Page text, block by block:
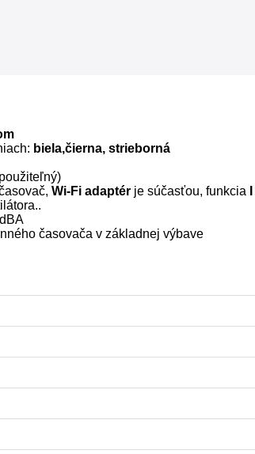
biela,čierna, strieborná
Wi-Fi adaptér je súčasťou, funkcia
časovača v základnej výbave